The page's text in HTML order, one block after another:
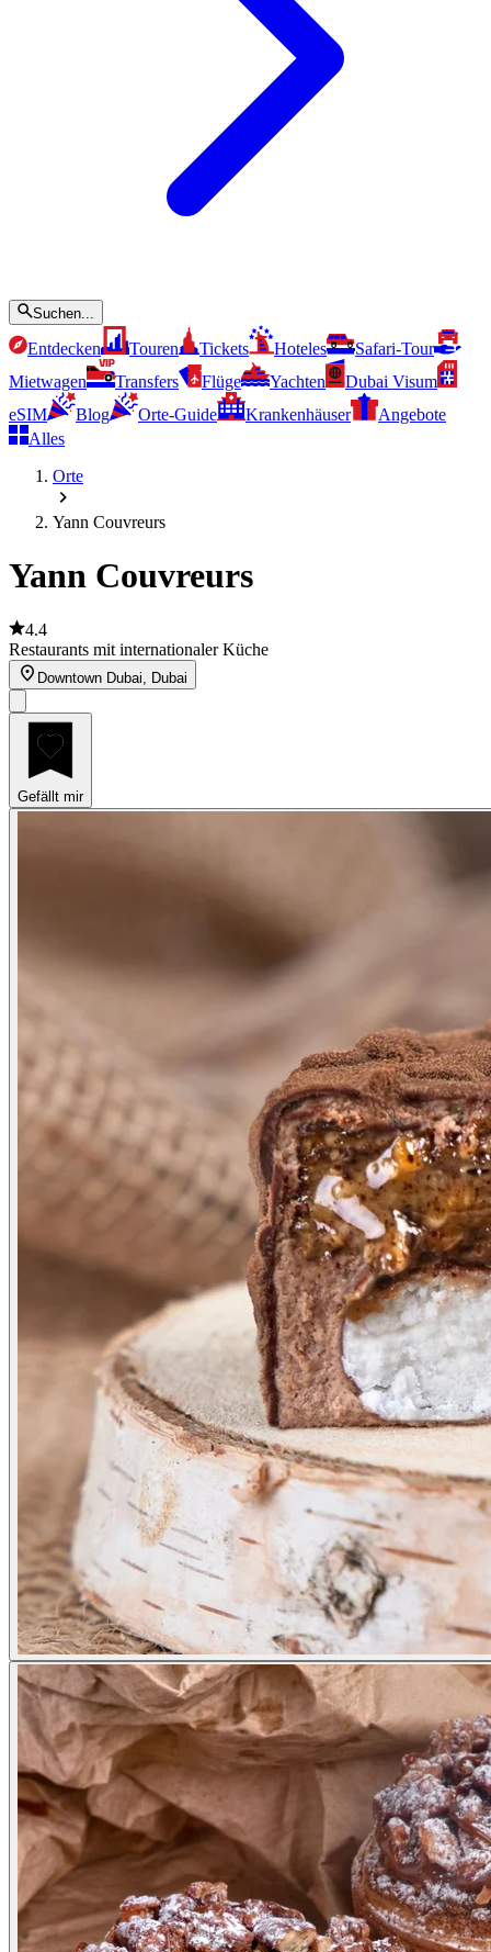
Suchen...
Entdecken Touren Tickets Hoteles
Safari-Tour
Mietwagen
Transfers Flüge Yachten
Dubai Visum
eSIM
Blog Orte-Guide Krankenhäuser
Angebote
Alles
Orte
Yann Couvreurs
Yann Couvreurs
4.4
Restaurants mit internationaler Küche
Downtown Dubai, Dubai
Gefällt mir